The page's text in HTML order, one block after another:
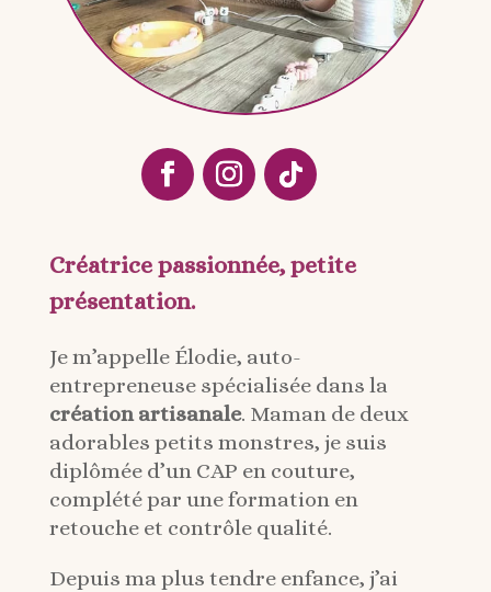
Créatrice passionnée, petite
présentation.
Je m’appelle Élodie, auto-
entrepreneuse spécialisée dans la
création artisanale. Maman de deux
adorables petits monstres, je suis
diplômée d’un CAP en couture,
complété par une formation en
retouche et contrôle qualité.
Depuis ma plus tendre enfance, j’ai